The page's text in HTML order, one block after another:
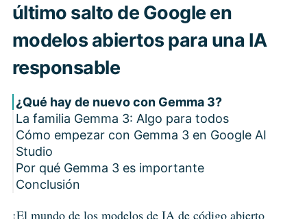
último salto de Google en
modelos abiertos para una IA
responsable
¿Qué hay de nuevo con Gemma 3?
La familia Gemma 3: Algo para todos
Cómo empezar con Gemma 3 en Google AI
Studio
Por qué Gemma 3 es importante
Conclusión
¡El mundo de los modelos de IA de código abierto